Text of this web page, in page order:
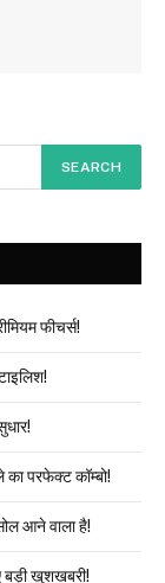
फीचर्स!
परफेक्ट कॉम्बो!
आने वाला है!
बड़ी खुशखबरी!